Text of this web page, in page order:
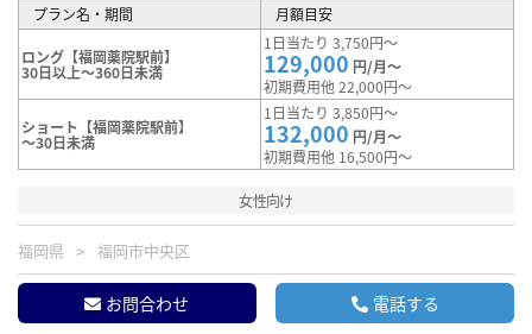
プラン名・期間 月額目安
ロング【福岡薬院駅前】
30日以上～360日未満
1日当たり 3,750円～
129,000 円/月～
初期費用他 22,000円～
ショート【福岡薬院駅前】
～30日未満
1日当たり 3,850円～
132,000 円/月～
初期費用他 16,500円～
女性向け
福岡県 福岡市中央区
お問合わせ 電話する